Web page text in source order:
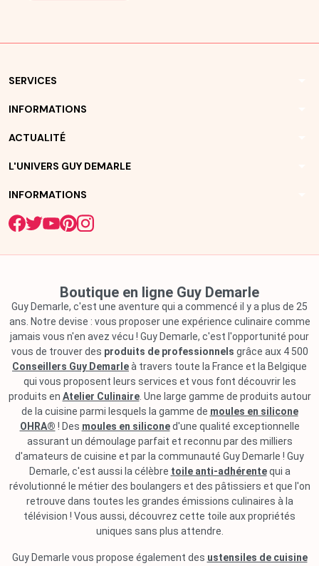
SERVICES
INFORMATIONS
ACTUALITÉ
L'UNIVERS GUY DEMARLE
INFORMATIONS
Boutique en ligne Guy Demarle
Guy Demarle, c'est une aventure qui a commencé il y a plus de 25
ans. Notre devise : vous proposer une expérience culinaire comme
jamais vous n'en avez vécu ! Guy Demarle, c'est l'opportunité pour
vous de trouver des produits de professionnels grâce aux 4 500
Conseillers Guy Demarleà travers toute la France et la Belgique
qui vous proposent leurs services et vous font découvrir les
produits en Atelier Culinaire. Une large gamme de produits autour
de la cuisine parmi lesquels la gamme de moules en silicone
OHRA® ! Des moules en siliconed'une qualité exceptionnelle
assurant un démoulage parfait et reconnu par des milliers
d'amateurs de cuisine et par la communauté Guy Demarle ! Guy
Demarle, c'est aussi la célèbre toile anti-adhérentequi a
révolutionné le métier des boulangers et des pâtissiers et que l'on
retrouve dans toutes les grandes émissions culinaires à la
télévision ! Vous aussi, découvrez cette toile aux propriétés
uniques sans plus attendre.
Guy Demarle vous propose également des ustensiles de cuisine